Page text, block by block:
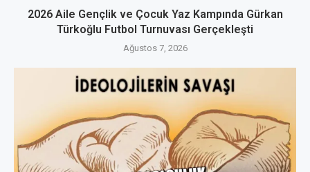
2026 Aile Gençlik ve Çocuk Yaz Kampında Gürkan
Türkoğlu Futbol Turnuvası Gerçekleşti
Ağustos 7, 2026